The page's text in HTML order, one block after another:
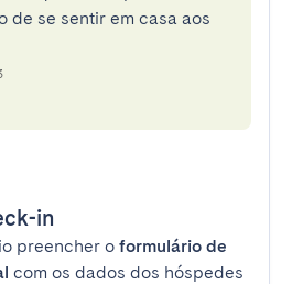
de se sentir em casa aos
in
preencher o formulário de
com os dados dos hóspedes